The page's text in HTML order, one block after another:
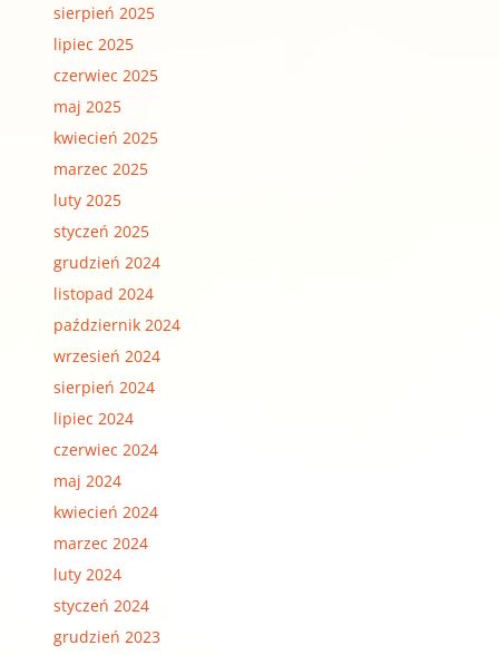
sierpień 2025
lipiec 2025
czerwiec 2025
maj 2025
kwiecień 2025
marzec 2025
luty 2025
styczeń 2025
grudzień 2024
listopad 2024
październik 2024
wrzesień 2024
sierpień 2024
lipiec 2024
czerwiec 2024
maj 2024
kwiecień 2024
marzec 2024
luty 2024
styczeń 2024
grudzień 2023